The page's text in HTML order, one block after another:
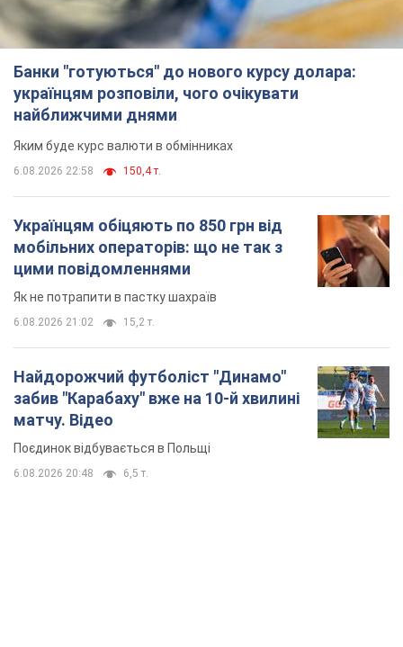
Банки "готуються" до нового курсу долара:
українцям розповіли, чого очікувати
найближчими днями
Яким буде курс валюти в обмінниках
6.08.2026 22:58 150,4 т.
Українцям обіцяють по 850 грн від
мобільних операторів: що не так з
цими повідомленнями
Як не потрапити в пастку шахраїв
6.08.2026 21:02 15,2 т.
Найдорожчий футболіст "Динамо"
забив "Карабаху" вже на 10-й хвилині
матчу. Відео
Поєдинок відбувається в Польщі
6.08.2026 20:48 6,5 т.